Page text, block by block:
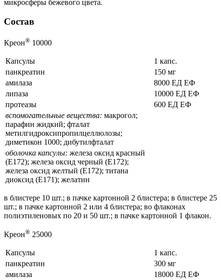
микросферы бежевого цвета.
Состав
Креон® 10000
Капсулы
1 капс.
панкреатин
150 мг
амилаза
8000 ЕД ЕФ
липаза
10000 ЕД ЕФ
протеазы
600 ЕД ЕФ
вспомогательные вещества: макрогол;
парафин жидкий; фталат
метилгидроксипропилцеллюлозы;
диметикон 1000; дибутилфталат
оболочка капсулы: железа оксид красный
(Е172); железа оксид черный (Е172);
железа оксид желтый (Е172); титана
диоксид (Е171); желатин
в блистере 10 шт.; в пачке картонной 2 блистера; в блистере 25
шт.; в пачке картонной 2 или 4 блистера; во флаконах
полиэтиленовых по 20 и 50 шт.; в пачке картонной 1 флакон.
Креон® 25000
Капсулы
1 капс.
панкреатин
300 мг
амилаза
18000 ЕД ЕФ